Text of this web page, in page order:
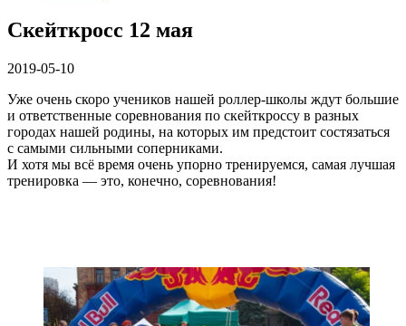
Скейткросс 12 мая
2019-05-10
Уже очень скоро учеников нашей роллер-школы ждут большие
и ответственные соревнования по скейткроссу в разных
городах нашей родины, на которых им предстоит состязаться
с самыми сильными соперниками.
И хотя мы всё время очень упорно тренируемся, самая лучшая
тренировка — это, конечно, соревнования!